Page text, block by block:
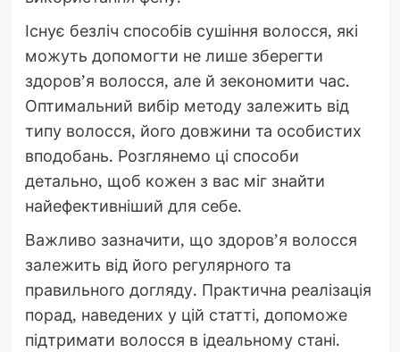
Існує безліч способів сушіння волосся, які
можуть допомогти не лише зберегти
здоров’я волосся, але й зекономити час.
Оптимальний вибір методу залежить від
типу волосся, його довжини та особистих
вподобань. Розглянемо ці способи
детально, щоб кожен з вас міг знайти
найефективніший для себе.
Важливо зазначити, що здоров’я волосся
залежить від його регулярного та
правильного догляду. Практична реалізація
порад, наведених у цій статті, допоможе
підтримати волосся в ідеальному стані.